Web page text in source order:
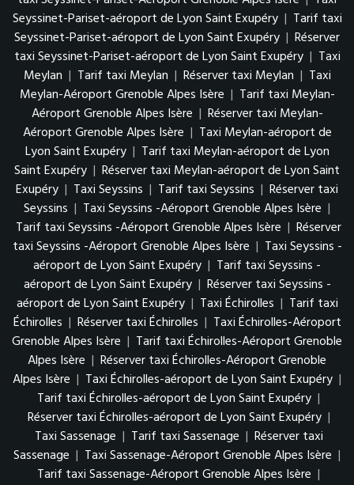
Seyssinet-Pariset-aéroport de Lyon Saint Exupéry | Tarif taxi
Seyssinet-Pariset-aéroport de Lyon Saint Exupéry | Réserver
taxi Seyssinet-Pariset-aéroport de Lyon Saint Exupéry | Taxi
Meylan | Tarif taxi Meylan | Réserver taxi Meylan | Taxi
Meylan-Aéroport Grenoble Alpes Isère | Tarif taxi Meylan-
Aéroport Grenoble Alpes Isère | Réserver taxi Meylan-
Aéroport Grenoble Alpes Isère | Taxi Meylan-aéroport de
Lyon Saint Exupéry | Tarif taxi Meylan-aéroport de Lyon
Saint Exupéry | Réserver taxi Meylan-aéroport de Lyon Saint
Exupéry | Taxi Seyssins | Tarif taxi Seyssins | Réserver taxi
Seyssins | Taxi Seyssins -Aéroport Grenoble Alpes Isère |
Tarif taxi Seyssins -Aéroport Grenoble Alpes Isère | Réserver
taxi Seyssins -Aéroport Grenoble Alpes Isère | Taxi Seyssins -
aéroport de Lyon Saint Exupéry | Tarif taxi Seyssins -
aéroport de Lyon Saint Exupéry | Réserver taxi Seyssins -
aéroport de Lyon Saint Exupéry | Taxi Échirolles | Tarif taxi
Échirolles | Réserver taxi Échirolles | Taxi Échirolles-Aéroport
Grenoble Alpes Isère | Tarif taxi Échirolles-Aéroport Grenoble
Alpes Isère | Réserver taxi Échirolles-Aéroport Grenoble
Alpes Isère | Taxi Échirolles-aéroport de Lyon Saint Exupéry |
Tarif taxi Échirolles-aéroport de Lyon Saint Exupéry |
Réserver taxi Échirolles-aéroport de Lyon Saint Exupéry |
Taxi Sassenage | Tarif taxi Sassenage | Réserver taxi
Sassenage | Taxi Sassenage-Aéroport Grenoble Alpes Isère |
Tarif taxi Sassenage-Aéroport Grenoble Alpes Isère |